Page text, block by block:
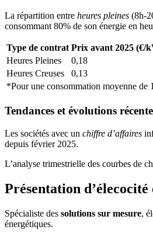
La répartition entre heures pleines (8h-
consommant 80% de son énergie en
Type de contrat Prix avant 2025 (€/
Heures Pleines
0,18
Heures Creuses
0,13
*Pour une consommation moyenne de
Tendances et évolutions
Les sociétés avec un chiffre d’affaires
depuis février 2025.
L’analyse trimestrielle des courbes de
Présentation d’élecocité
Spécialiste des solutions sur mesure,
énergétiques.